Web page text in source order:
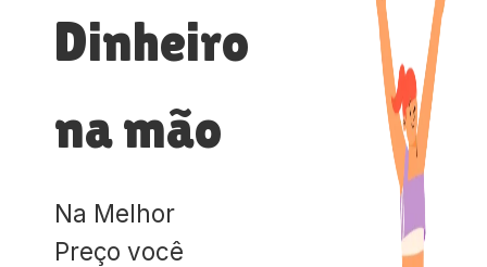
Dinheiro
na mão
Na Melhor
Preço você